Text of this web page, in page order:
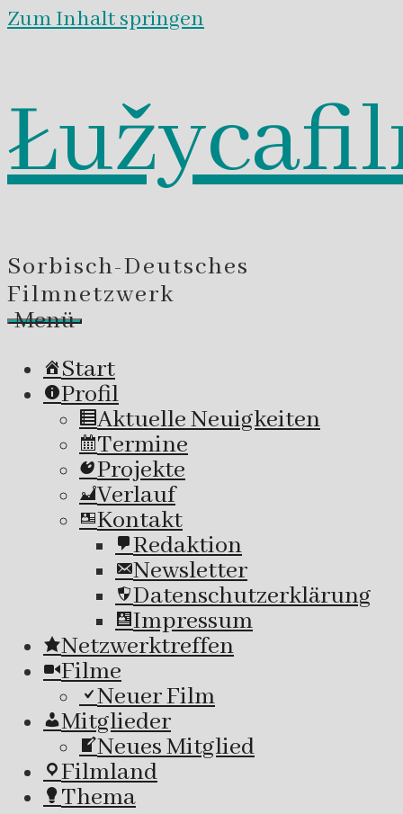
Zum Inhalt springen
Sorbisch-Deutsches
Filmnetzwerk
Menü
Start
Profil
Aktuelle Neuigkeiten
Termine
Projekte
Verlauf
Kontakt
Redaktion
Newsletter
Datenschutzerklärung
Impressum
Netzwerktreffen
Filme
Neuer Film
Mitglieder
Neues Mitglied
Filmland
Thema